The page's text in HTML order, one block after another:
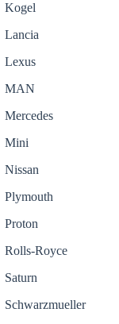
Kogel
Lancia
Lexus
MAN
Mercedes
Mini
Nissan
Plymouth
Proton
Rolls-Royce
Saturn
Schwarzmueller